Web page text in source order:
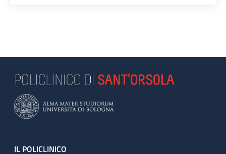
IL POLICLINICO